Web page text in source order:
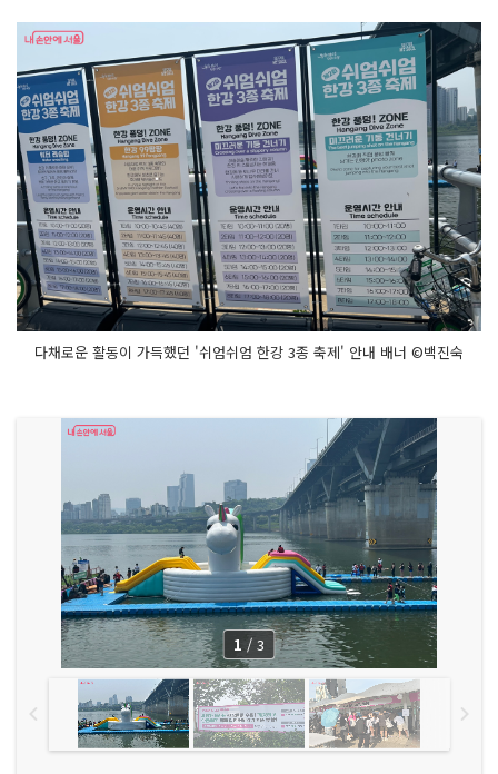
다채로운 활동이 가득했던 '쉬엄쉬엄 한강 3종 축제' 안내 배너 ©백진숙
1 / 3